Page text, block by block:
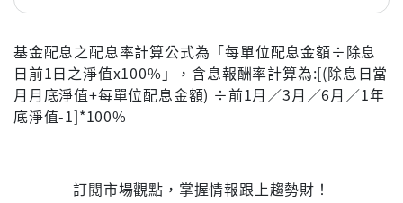
含息報酬率
-0.76%
立即申購
除息日
2026-07-08
每單位配息金額
0.364000
配息率
立即申購
基金配息之配息率計算公式為「每單位配息金額÷除息
日前1日之淨值x100%」，含息報酬率計算為:[(除息日當
月月底淨值+每單位配息金額) ÷前1月／3月／6月／1年
底淨值-1]*100%
訂閱市場觀點，掌握情報跟上趨勢財！